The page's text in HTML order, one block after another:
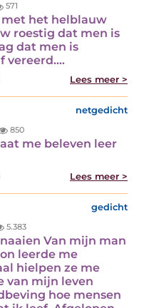
571
het helblauw
roestig dat men is
dat men is
vereerd.…
Lees meer >
netgedicht
850
me beleven leer
Lees meer >
gedicht
5.383
Van mijn man
leerde me
hielpen ze me
van mijn leven
hoe mensen